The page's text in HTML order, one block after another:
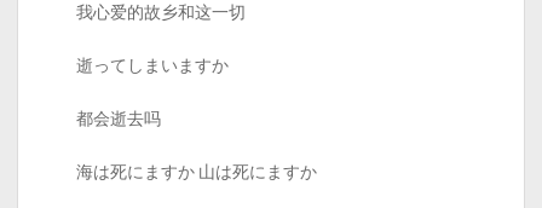
我心爱的故乡和这一切
逝ってしまいますか
都会逝去吗
海は死にますか 山は死にますか